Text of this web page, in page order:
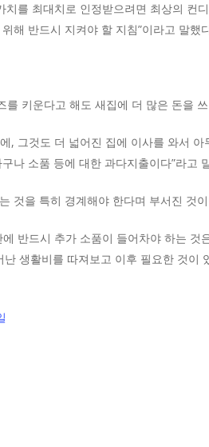
치를 최대치로 인정받으려면 최상의
해 반드시 지켜야 할 지침”이라고 말했
를 키운다고 해도 새집에 더 많은 돈을
, 그것도 더 넓어진 집에 이사를 와서
나 소품 등에 대한 과다지출이다”라고
것을 특히 경계해야 한다며 부서진 것
반드시 추가 소품이 들어차야 하는
생활비를 따져보고 이후 필요한 것이